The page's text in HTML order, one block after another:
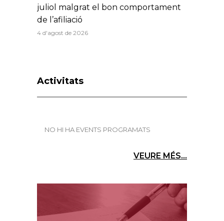
juliol malgrat el bon comportament
de l’afiliació
4 d'agost de 2026
Activitats
NO HI HA EVENTS PROGRAMATS
VEURE MÉS...